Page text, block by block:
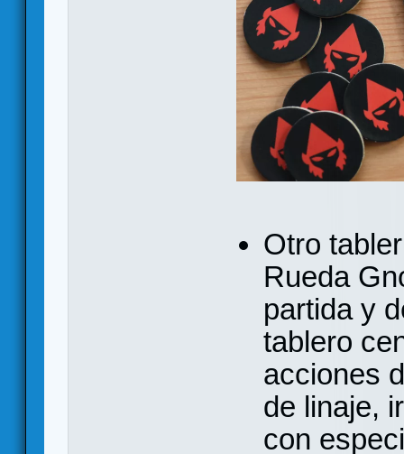
Otro
Rueda
partida y
tablero
acciones
de linaje,
con